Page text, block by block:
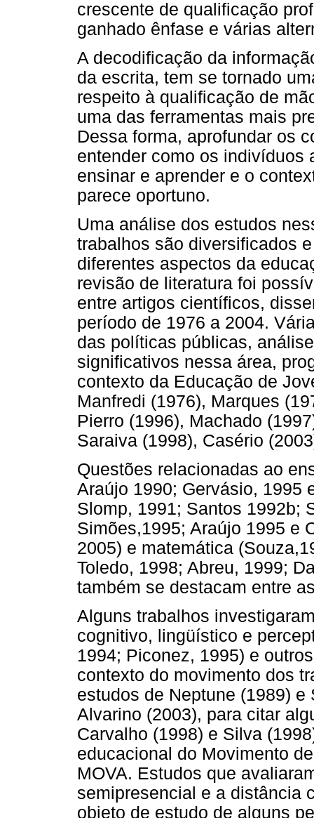
crescente de qualificação
ganhado ênfase e várias
A decodificação da
da escrita, tem se tornado
respeito à qualificação de
uma das ferramentas mais
Dessa forma, aprofundar os
entender como os indivíduos
ensinar e aprender e o
parece oportuno.
Uma análise dos estudos
trabalhos são diversificados
diferentes aspectos da
revisão de literatura foi
entre artigos científicos,
período de 1976 a 2004.
das políticas públicas,
significativos nessa área,
contexto da Educação de
Manfredi (1976), Marques
Pierro (1996), Machado
Saraiva (1998), Casério
Questões relacionadas ao
Araújo 1990; Gervásio, 1995
Slomp, 1991; Santos 1992b;
Simões,1995; Araújo 1995 e
2005) e matemática
Toledo, 1998; Abreu, 1999;
também se destacam entre
Alguns trabalhos
cognitivo, lingüístico e
1994; Piconez, 1995) e
contexto do movimento dos
estudos de Neptune (1989)
Alvarino (2003), para citar
Carvalho (1998) e Silva
educacional do Movimento
MOVA. Estudos que
semipresencial e a distância
objeto de estudo de alguns